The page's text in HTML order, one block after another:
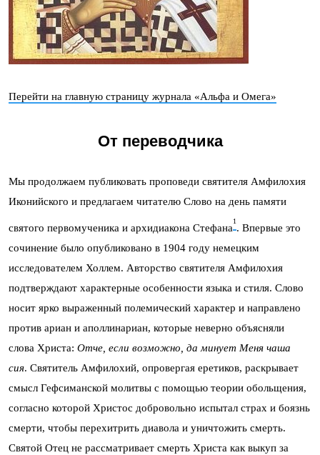
Перейти на главную страницу журнала «Альфа и Омега»
От переводчика
Мы продолжаем публиковать проповеди святителя Амфилохия
Иконийского и предлагаем читателю Слово на день памяти
святого первомученика и архидиакона Стефана
1
. Впервые это
сочинение было опубликовано в 1904 году немецким
исследователем Холлем. Авторство святителя Амфилохия
подтверждают характерные особенности языка и стиля. Слово
носит ярко выраженный полемический характер и направлено
против ариан и аполлинариан, которые неверно объясняли
слова Христа: Отче, если возможно, да минует Меня чаша
сия. Святитель Амфилохий, опровергая еретиков, раскрывает
смысл Гефсиманской молитвы с помощью теории обольщения,
согласно которой Христос добровольно испытал страх и боязнь
смерти, чтобы перехитрить диавола и уничтожить смерть.
Святой Отец не рассматривает смерть Христа как выкуп за